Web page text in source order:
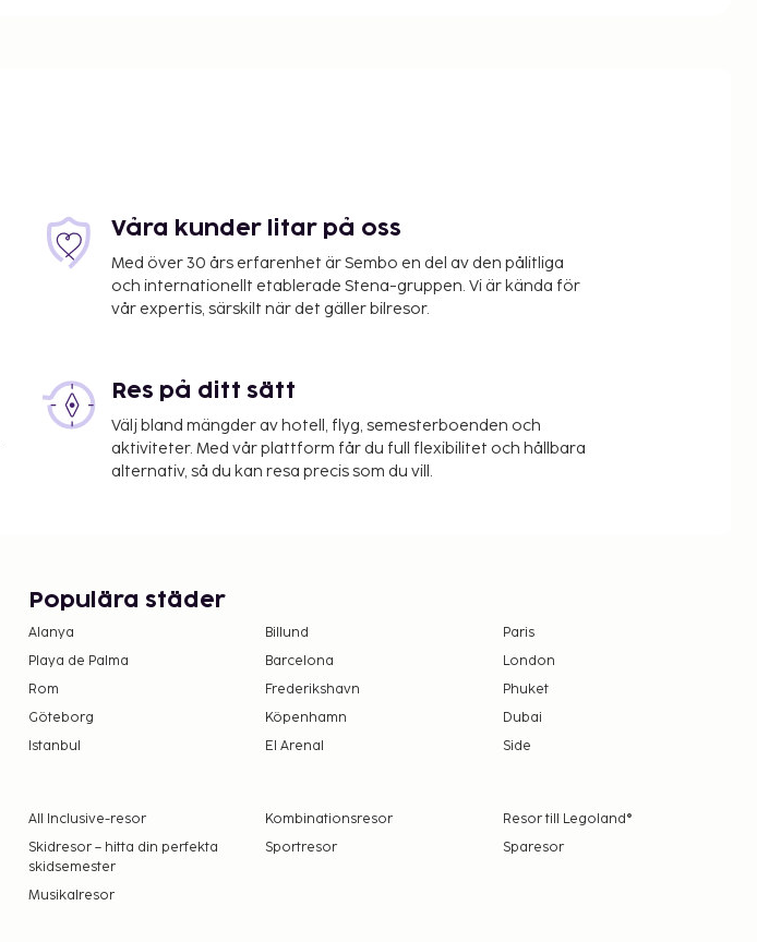
Våra kunder litar på oss
Med över 30 års erfarenhet är Sembo en del av den pålitliga
och internationellt etablerade Stena-gruppen. Vi är kända för
vår expertis, särskilt när det gäller bilresor.
Res på ditt sätt
Välj bland mängder av hotell, flyg, semesterboenden och
aktiviteter. Med vår plattform får du full flexibilitet och hållbara
alternativ, så du kan resa precis som du vill.
Populära städer
Alanya Billund
Paris
Playa de Palma
Barcelona
London
Rom
Frederikshavn
Phuket
Göteborg
Köpenhamn
Dubai
Istanbul
El Arenal Side
All Inclusive-resor Kombinationsresor
Resor till Legoland®
Skidresor – hitta din perfekta
skidsemester
Sportresor Sparesor
Musikalresor